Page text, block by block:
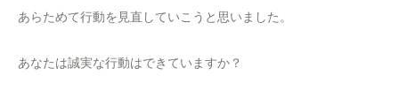
あらためて行動を見直していこうと思いました。
あなたは誠実な行動はできていますか？